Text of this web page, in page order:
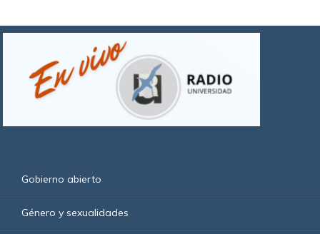
Gobierno abierto
Género y sexualidades